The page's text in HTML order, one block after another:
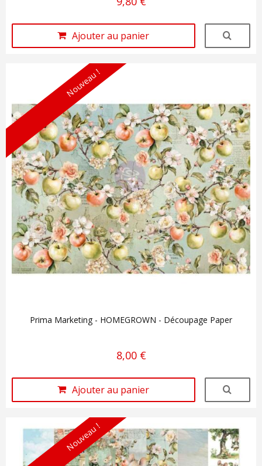
Ajouter au panier
Nouveau !
Prima Marketing - HOMEGROWN - Découpage Paper
8,00 €
Ajouter au panier
Nouveau !